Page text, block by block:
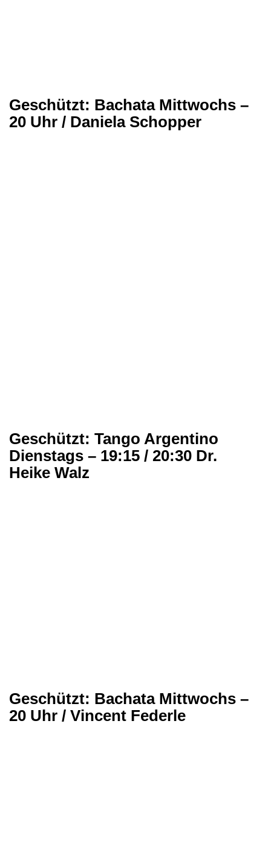
Geschützt: Bachata Mittwochs –
20 Uhr / Daniela Schopper
Geschützt: Tango Argentino
Dienstags – 19:15 / 20:30 Dr.
Heike Walz
Geschützt: Bachata Mittwochs –
20 Uhr / Vincent Federle